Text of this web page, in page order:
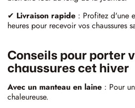
✔ Livraison rapide : Profitez d'une
heures pour recevoir vos chaussures
Conseils pour porter
chaussures cet hiver
Avec un manteau en laine : Pour
chaleureuse.